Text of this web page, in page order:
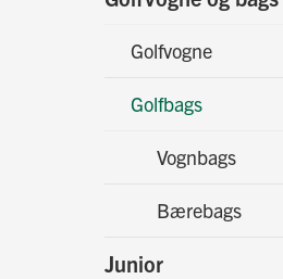
Golfvogne
Golfbags
Vognbags
Bærebags
Junior